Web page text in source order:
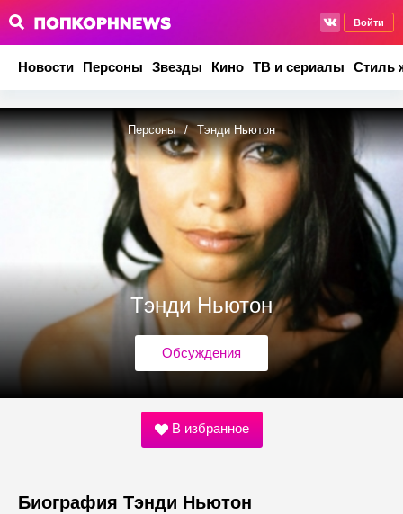
Войти
Новости Персоны Звезды Кино ТВ и сериалы Стиль
Персоны / Тэнди Ньютон
Тэнди Ньютон
Обсуждения
В избранное
Биография Тэнди Ньютон